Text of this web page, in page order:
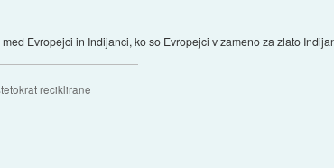
Evropejci in Indijanci, ko so Evropejci v zameno za zlato
reciklirane